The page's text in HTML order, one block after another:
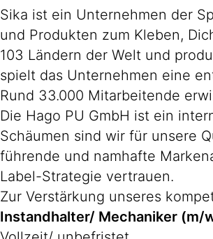
Sika ist ein Unternehmen der
und Produkten zum Kleben,
103 Ländern der Welt und
spielt das Unternehmen eine
Rund 33.000 Mitarbeitende
Die Hago PU GmbH ist ein
Schäumen sind wir für unsere
führende und namhafte
Label-Strategie vertrauen.
Zur Verstärkung unseres
Instandhalter/ Mechaniker (m/